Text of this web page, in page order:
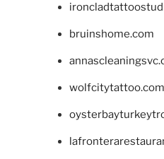
bruinshome.com
wolfcitytattoo.com